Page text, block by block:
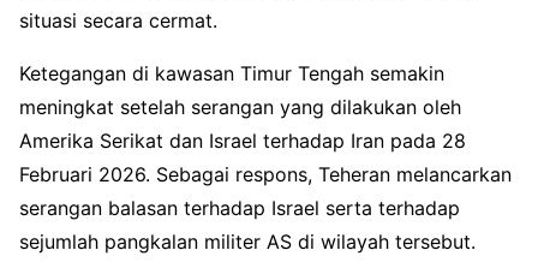
situasi secara cermat.
Ketegangan di kawasan Timur Tengah semakin
meningkat setelah serangan yang dilakukan oleh
Amerika Serikat dan Israel terhadap Iran pada 28
Februari 2026. Sebagai respons, Teheran melancarkan
serangan balasan terhadap Israel serta terhadap
sejumlah pangkalan militer AS di wilayah tersebut.